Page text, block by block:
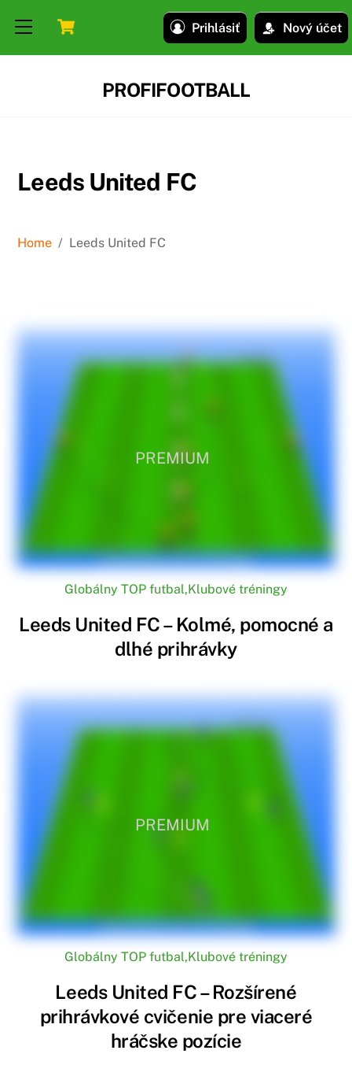
Prihlásiť Nový účet
Menu
PROFIFOOTBALL
Leeds United FC
Home / Leeds United FC
PREMIUM
Globálny TOP futbal,Klubové tréningy
Leeds United FC – Kolmé, pomocné a
dlhé prihrávky
PREMIUM
Globálny TOP futbal,Klubové tréningy
Leeds United FC – Rozšírené
prihrávkové cvičenie pre viaceré
hráčske pozície